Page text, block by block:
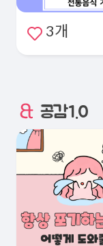
3개
공감1.0